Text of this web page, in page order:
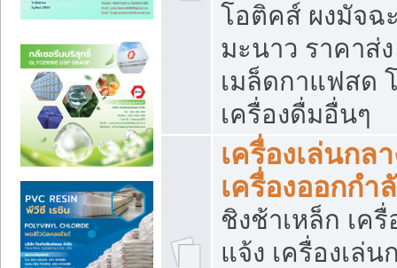
โอติคส์ ผงมัจฉ
มะนาว ราคาส่
เมล็ดกาแฟสด
เครื่องดื่มอื่นๆ
เครื่องเล่นกล
เครื่องออกกำ
ชิงช้าเหล็ก เค
แจ้ง เครื่องเล่น